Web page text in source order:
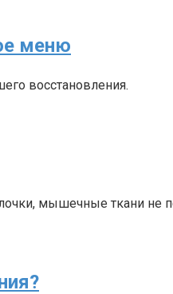
меню
восстановления.
мышечные ткани не